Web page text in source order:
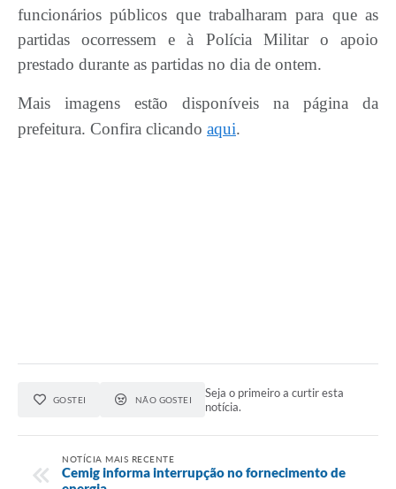
funcionários públicos que trabalharam para que as
partidas ocorressem e à Polícia Militar o apoio
prestado durante as partidas no dia de ontem.
Mais imagens estão disponíveis na página da
prefeitura. Confira clicando aqui.
GOSTEI NÃO GOSTEI
Seja o primeiro a curtir esta
notícia.
NOTÍCIA MAIS RECENTE
Cemig informa interrupção no fornecimento de